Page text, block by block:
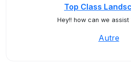
Top Class
Hey!! how can we
Autre